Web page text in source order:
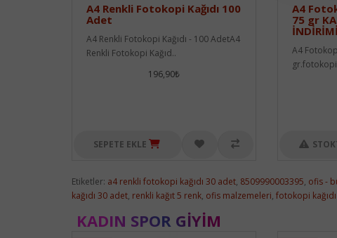
A4 Renkli Fotokopi Kağıdı 100
Adet
A4 Renkli Fotokopi Kağıdı - 100 AdetA4
Renkli Fotokopi Kağıd..
196,90₺
SEPETE EKLE
A4
75 gr
İNDİRİMİ
A4
gr.fotokopi
Etiketler: a4 renkli fotokopi kağıdı 30 adet, 8509990003395, ofis -
kağıdı 30 adet, renkli kağıt 5 renk, ofis malzemeleri, fotokopi
KADIN SPOR GIYIM